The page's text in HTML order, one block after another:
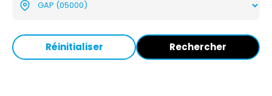
Réinitialiser Rechercher